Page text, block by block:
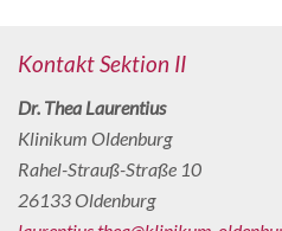
Kontakt Sektion II
Dr. Thea Laurentius
Klinikum Oldenburg
Rahel-Strauß-Straße 10
26133 Oldenburg